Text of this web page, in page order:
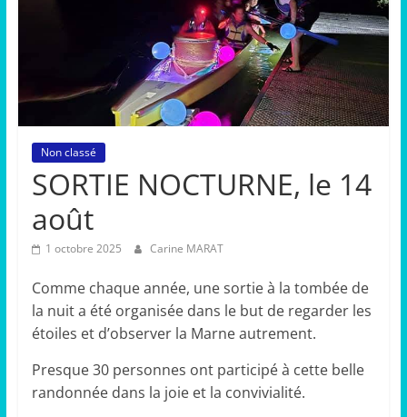
Non classé
SORTIE NOCTURNE, le 14
août
1 octobre 2025 Carine MARAT
Comme chaque année, une sortie à la tombée de
la nuit a été organisée dans le but de regarder les
étoiles et d’observer la Marne autrement.
Presque 30 personnes ont participé à cette belle
randonnée dans la joie et la convivialité.